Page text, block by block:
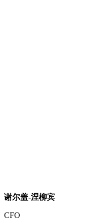
谢尔盖-涅柳宾
CFO